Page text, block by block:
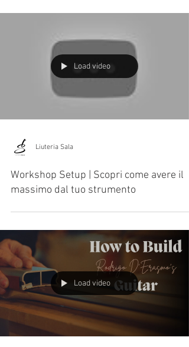
Load video
Liuteria Sala
Workshop Setup | Scopri come avere il
massimo dal tuo strumento
Load video